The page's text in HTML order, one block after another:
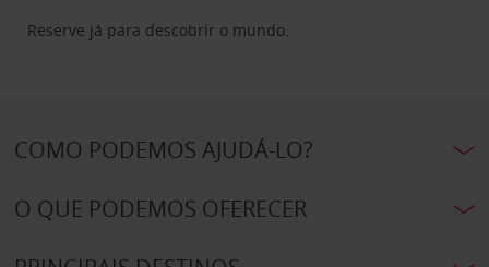
Reserve já para descobrir o mundo.
COMO PODEMOS AJUDÁ-LO?
O QUE PODEMOS OFERECER